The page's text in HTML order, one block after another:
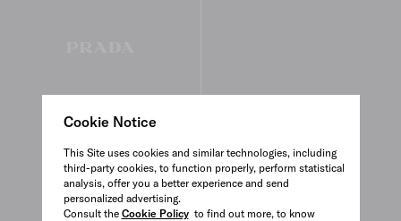
Cookie Notice
This Site uses cookies and similar technologies, including
third-party cookies, to function properly, perform statistical
analysis, offer you a better experience and send
personalized advertising.
Consult the Cookie Policyto find out more, to know